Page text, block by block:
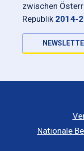
zwischen
Republik 2014-
Nationale